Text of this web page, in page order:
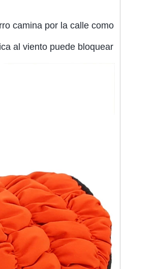
camina por la calle como
al viento puede bloquear